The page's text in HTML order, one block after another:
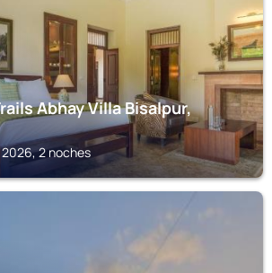
Abhay Villa Bisalpur,
2 noches